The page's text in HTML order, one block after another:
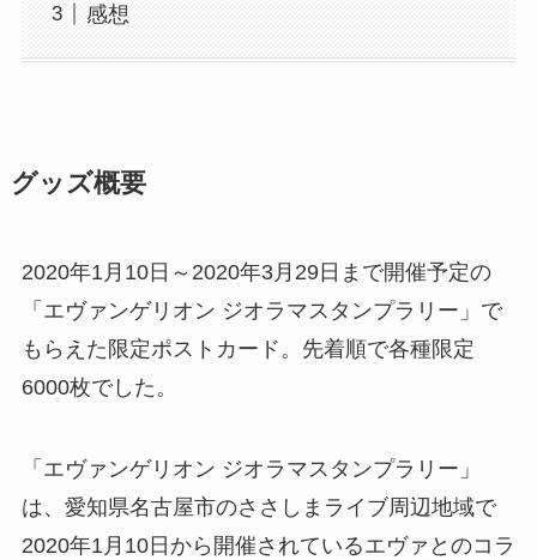
感想
グッズ概要
2020年1月10日～2020年3月29日まで開催予定の
「エヴァンゲリオン ジオラマスタンプラリー」で
もらえた限定ポストカード。先着順で各種限定
6000枚でした。
「エヴァンゲリオン ジオラマスタンプラリー」
は、愛知県名古屋市のささしまライブ周辺地域で
2020年1月10日から開催されているエヴァとのコラ